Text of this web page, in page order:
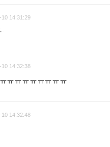
10 14:31:29
10 14:32:38
ㅠㅠㅠㅠㅠㅠㅠㅠ
10 14:32:48